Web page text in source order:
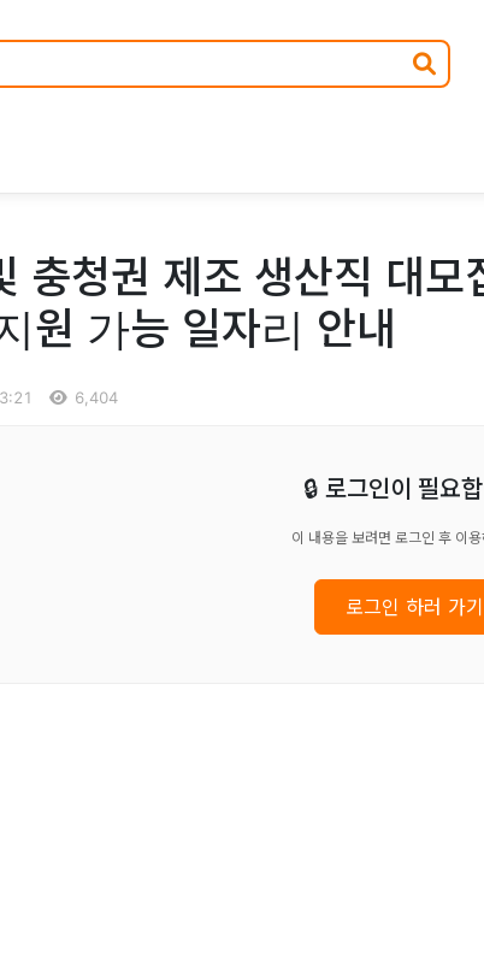
충청권 제조 생산직 대
원 가능 일자리 안내
6,404
🔒 로그인이 필요
이 내용을 보려면 로그인 후 이
로그인 하러 가기